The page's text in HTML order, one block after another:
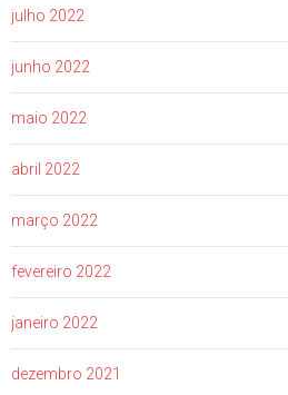
julho 2022
junho 2022
maio 2022
abril 2022
março 2022
fevereiro 2022
janeiro 2022
dezembro 2021